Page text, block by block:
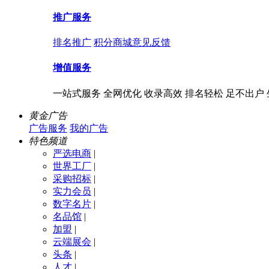
推广服务
排名推广 积分商城意见反馈
增值服务
一站式服务 全网优化 收录高效 排名轻松 足不出户
黄金广告
广告服务 我的广告
特色频道
严选电商 |
世界工厂 |
采购招标 |
实力会员 |
数字名片 |
名品馆 |
加盟 |
云端展会 |
头条 |
人才 |